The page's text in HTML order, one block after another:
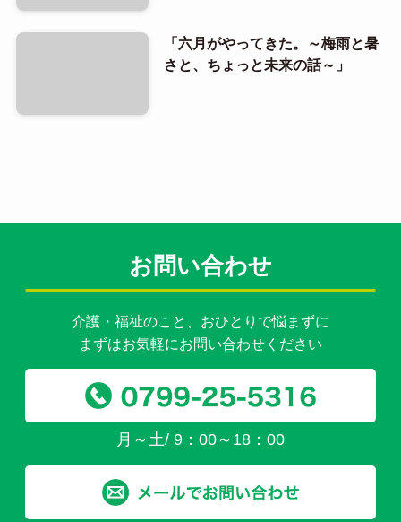
「六月がやってきた。～梅雨と暑
さと、ちょっと未来の話～」
お問い合わせ
介護・福祉のこと、おひとりで悩まずに
まずはお気軽にお問い合わせください
月～土/ 9：00～18：00